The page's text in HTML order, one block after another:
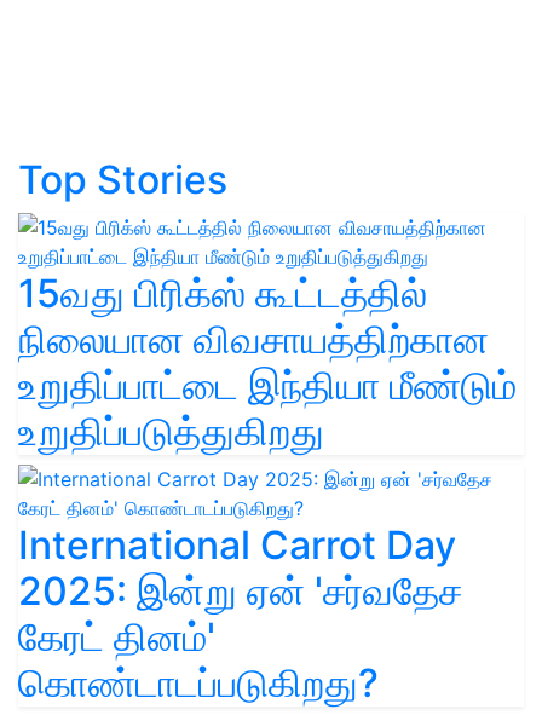
Top Stories
15வது பிரிக்ஸ் கூட்டத்தில்
நிலையான விவசாயத்திற்கான
உறுதிப்பாட்டை இந்தியா மீண்டும்
உறுதிப்படுத்துகிறது
International Carrot Day
2025: இன்று ஏன் 'சர்வதேச
கேரட் தினம்'
கொண்டாடப்படுகிறது?